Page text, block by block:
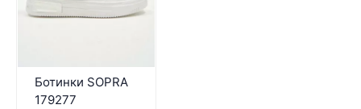
Ботинки SOPRA
179277